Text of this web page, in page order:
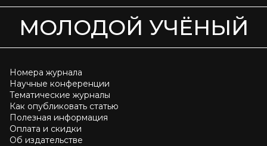
МОЛОДОЙ УЧЁНЫЙ
Номера журнала
Научные конференции
Тематические журналы
Как опубликовать статью
Полезная информация
Оплата и скидки
Об издательстве